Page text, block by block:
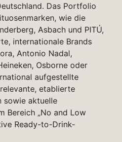
Das Portfolio
wie die
Asbach und PITÚ,
internationale Brands
Antonio Nadal,
Osborne oder
aufgestellte
etablierte
sowie aktuelle
Bereich „No and Low
Ready-to-Drink-